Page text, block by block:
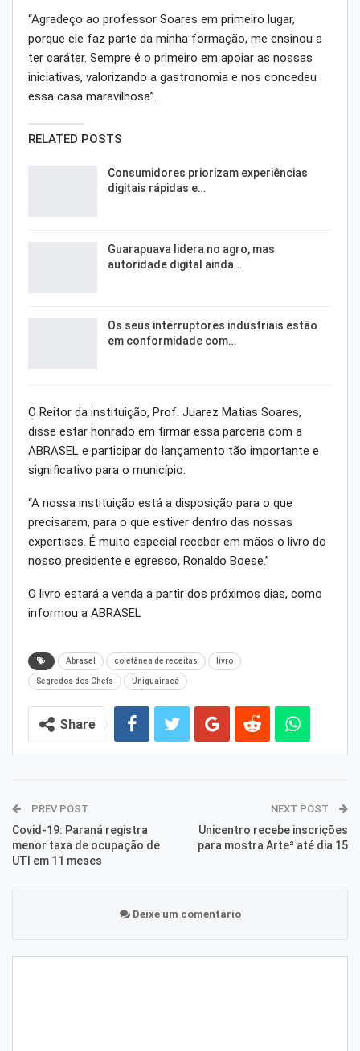
“Agradeço ao professor Soares em primeiro lugar,
porque ele faz parte da minha formação, me ensinou a
ter caráter. Sempre é o primeiro em apoiar as nossas
iniciativas, valorizando a gastronomia e nos concedeu
essa casa maravilhosa”.
RELATED POSTS
Consumidores priorizam experiências
digitais rápidas e…
Guarapuava lidera no agro, mas
autoridade digital ainda…
Os seus interruptores industriais estão
em conformidade com…
O Reitor da instituição, Prof. Juarez Matias Soares,
disse estar honrado em firmar essa parceria com a
ABRASEL e participar do lançamento tão importante e
significativo para o município.
“A nossa instituição está a disposição para o que
precisarem, para o que estiver dentro das nossas
expertises. É muito especial receber em mãos o livro do
nosso presidente e egresso, Ronaldo Boese.”
O livro estará a venda a partir dos próximos dias, como
informou a ABRASEL
Abrasel coletânea de receitas livro
Segredos dos Chefs Uniguairacá
Share
PREV POST
Covid-19: Paraná registra
menor taxa de ocupação de
UTI em 11 meses
NEXT POST
Unicentro recebe inscrições
para mostra Arte² até dia 15
Deixe um comentário